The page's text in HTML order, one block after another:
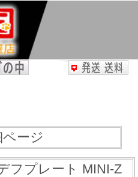
ージ
フプレート MINI-Z